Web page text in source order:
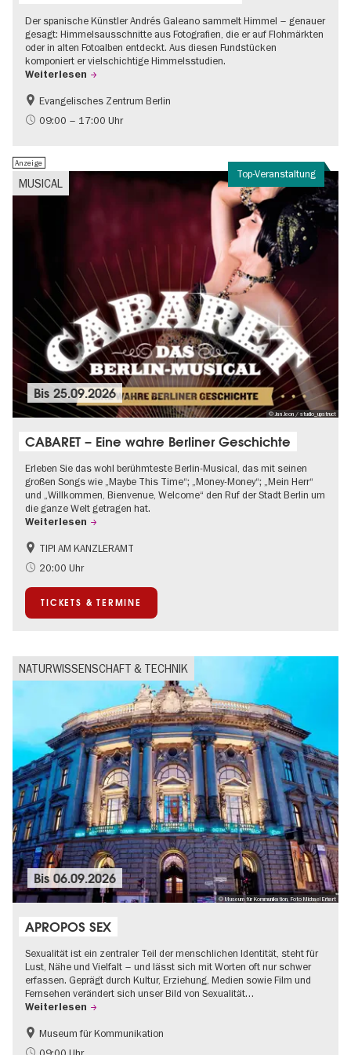
Der spanische Künstler Andrés Galeano sammelt Himmel – genauer
gesagt: Himmelsausschnitte aus Fotografien, die er auf Flohmärkten
oder in alten Fotoalben entdeckt. Aus diesen Fundstücken
komponiert er vielschichtige Himmelsstudien.
Weiterlesen
Gratis
Evangelisches Zentrum Berlin
09:00 – 17:00 Uhr
Top-Veranstaltung
MUSICAL
Anzeige
© Jan Jeon / studio_upstruct
Bis25.09.2026
CABARET – Eine wahre Berliner Geschichte
Erleben Sie das wohl berühmteste Berlin-Musical, das mit seinen
großen Songs wie „Maybe This Time“; „Money-Money“; „Mein Herr“
und „Willkommen, Bienvenue, Welcome“ den Ruf der Stadt Berlin um
die ganze Welt getragen hat.
Weiterlesen
1920er Jahre
International
Musikstadt
TIPI AM KANZLERAMT
20:00 Uhr
TICKETS & TERMINE
NATURWISSENSCHAFT & TECHNIK
© Museum für Kommunikation, Foto Michael Erhart
Bis06.09.2026
APROPOS SEX
Sexualität ist ein zentraler Teil der menschlichen Identität, steht für
Lust, Nähe und Vielfalt – und lässt sich mit Worten oft nur schwer
erfassen. Geprägt durch Kultur, Erziehung, Medien sowie Film und
Fernsehen verändert sich unser Bild von Sexualität…
Weiterlesen
Politik & Gesellschaft
Teenager
Museum für Kommunikation